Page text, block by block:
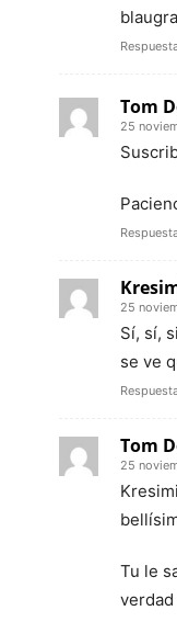
Tom
25
25
Sí, sí,
se ve
Tom
25
Tu le
verdad